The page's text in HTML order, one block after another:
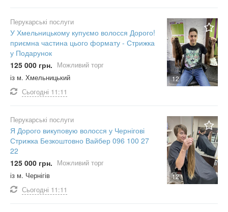
12
Перукарські послуги
У Хмельницькому купуємо волосся Дорого!
приємна частина цього формату - Стрижка
у Подарунок
125 000 грн. Можливий торг
із м. Хмельницький
Сьогодні 11:11
12
Перукарські послуги
Я Дорого викуповую волосся у Чернігові
Стрижка Безкоштовно Вайбер 096 100 27
22
125 000 грн. Можливий торг
із м. Чернігів
Сьогодні 11:11